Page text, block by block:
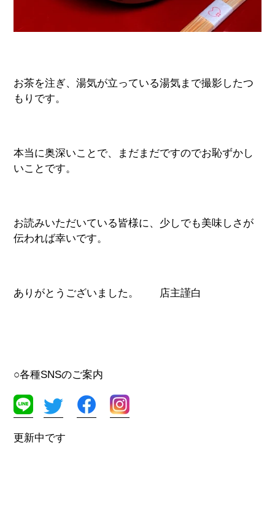
お茶を注ぎ、湯気が立っている湯気まで撮影したつ
もりです。
本当に奥深いことで、まだまだですのでお恥ずかし
いことです。
お読みいただいている皆様に、少しでも美味しさが
伝われば幸いです。
ありがとうございました。 店主謹白
○各種SNSのご案内
更新中です